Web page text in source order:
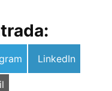
Compartir
LinkedIn